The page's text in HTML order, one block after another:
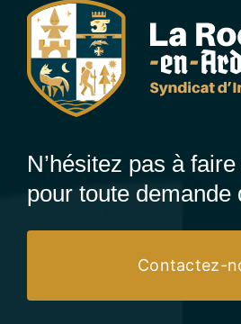
N’hésitez pas à
pour toute demande
Contactez-